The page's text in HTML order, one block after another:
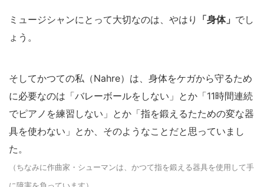
ミュージシャンにとって大切なのは、やはり 「身体」 でし
ょう。
そしてかつての私（Nahre）は、身体をケガから守るため
に必要なのは「バレーボールをしない」とか「11時間連続
でピアノを練習しない」とか「指を鍛えるたための変な器
具を使わない」とか、そのようなことだと思っていまし
た。
（ちなみに作曲家・シューマンは、かつて指を鍛える器具を使用して手